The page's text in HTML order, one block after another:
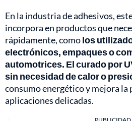
En la industria de adhesivos,
incorpora en productos que
rápidamente, comolos
electrónicos, empaques o
automotrices. El curado por
sin necesidad de calor o
consumo energético y mejora la
aplicaciones delicadas.